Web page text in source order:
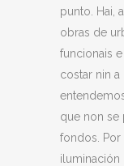
punto. Hai,
obras de
funcionais
costar nin
que non se
fondos. Por